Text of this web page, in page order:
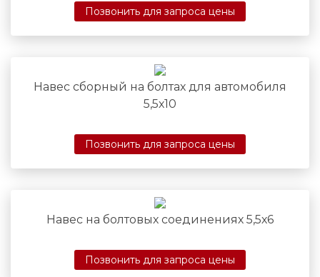
Позвонить для запроса цены
Навес сборный на болтах для автомобиля
5,5х10
Позвонить для запроса цены
Навес на болтовых соединениях 5,5х6
Позвонить для запроса цены